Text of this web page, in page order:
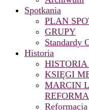
Spotkania
PLAN
GRUPY
Standardy
Historia
KSIĘGI
MARCIN